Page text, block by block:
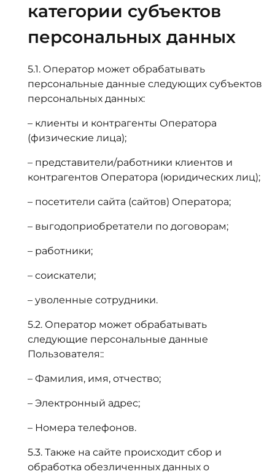
категории субъектов
персональных данных
5.1. Оператор может обрабатывать
персональные данные следующих субъектов
персональных данных:
– клиенты и контрагенты Оператора
(физические лица);
– представители/работники клиентов и
контрагентов Оператора (юридических лиц);
– посетители сайта (сайтов) Оператора;
– выгодоприобретатели по договорам;
– работники;
– соискатели;
– уволенные сотрудники.
5.2. Оператор может обрабатывать
следующие персональные данные
Пользователя::
– Фамилия, имя, отчество;
– Электронный адрес;
– Номера телефонов.
5.3. Также на сайте происходит сбор и
обработка обезличенных данных о